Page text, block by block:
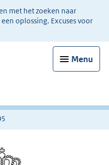
met het zoeken naar
oplossing. Excuses voor
Menu